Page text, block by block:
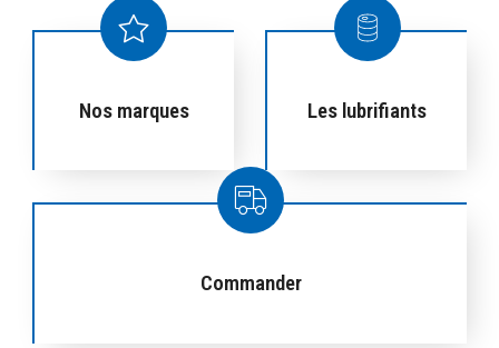
Nos marques Les lubrifiants
Commander